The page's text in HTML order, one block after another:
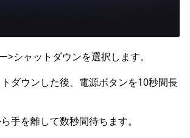
>シャットダウンを選択します。
ダウンした後、電源ボタンを10秒間長
手を離して数秒間待ちます。